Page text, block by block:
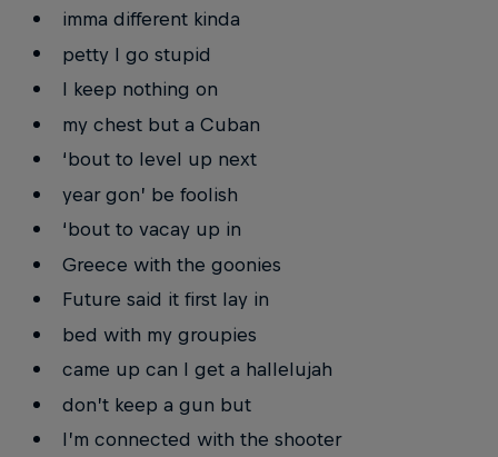
imma different kinda
petty I go stupid
I keep nothing on
my chest but a Cuban
‘bout to level up next
year gon’ be foolish
‘bout to vacay up in
Greece with the goonies
Future said it first lay in
bed with my groupies
came up can I get a hallelujah
don’t keep a gun but
I’m connected with the shooter